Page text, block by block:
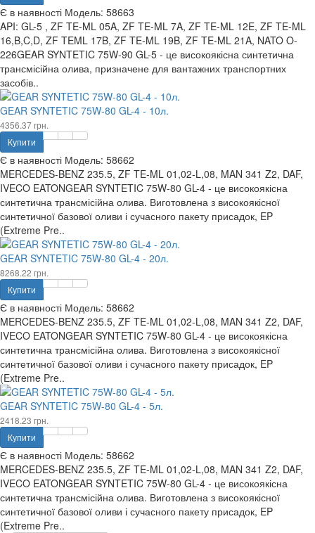
Є в наявності Модель: 58663
API: GL-5 , ZF TE-ML 05A, ZF TE-ML 7A, ZF TE-ML 12E, ZF TE-ML
16,B,C,D, ZF TEML 17B, ZF TE-ML 19B, ZF TE-ML 21A, NATO O-
226GEAR SYNTETIC 75W-90 GL-5 - це високоякісна синтетична
трансмісійна олива, призначене для вантажних транспортних
засобів..
GEAR SYNTETIC 75W-80 GL-4 - 10л.
4356.37 грн.
Купити
Є в наявності Модель: 58662
MERCEDES-BENZ 235.5, ZF TE-ML 01,02-L,08, MAN 341 Z2, DAF,
IVECO EATONGEAR SYNTETIC 75W-80 GL-4 - це високоякісна
синтетична трансмісійна олива. Виготовлена з високоякісної
синтетичної базової оливи і сучасного пакету присадок, EP
(Extreme Pre..
GEAR SYNTETIC 75W-80 GL-4 - 20л.
8268.22 грн.
Купити
Є в наявності Модель: 58662
MERCEDES-BENZ 235.5, ZF TE-ML 01,02-L,08, MAN 341 Z2, DAF,
IVECO EATONGEAR SYNTETIC 75W-80 GL-4 - це високоякісна
синтетична трансмісійна олива. Виготовлена з високоякісної
синтетичної базової оливи і сучасного пакету присадок, EP
(Extreme Pre..
GEAR SYNTETIC 75W-80 GL-4 - 5л.
2418.23 грн.
Купити
Є в наявності Модель: 58662
MERCEDES-BENZ 235.5, ZF TE-ML 01,02-L,08, MAN 341 Z2, DAF,
IVECO EATONGEAR SYNTETIC 75W-80 GL-4 - це високоякісна
синтетична трансмісійна олива. Виготовлена з високоякісної
синтетичної базової оливи і сучасного пакету присадок, EP
(Extreme Pre..